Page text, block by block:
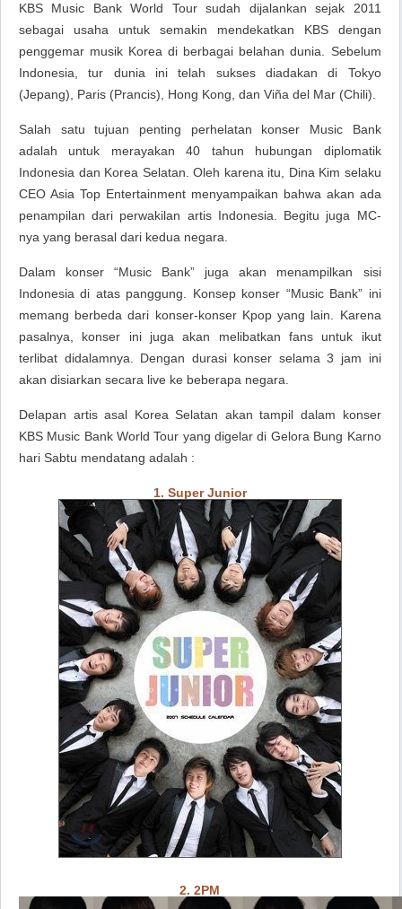
KBS Music Bank World Tour sudah dijalankan sejak 2011
sebagai usaha untuk semakin mendekatkan KBS dengan
penggemar musik Korea di berbagai belahan dunia. Sebelum
Indonesia, tur dunia ini telah sukses diadakan di Tokyo
(Jepang), Paris (Prancis), Hong Kong, dan Viña del Mar (Chili).
Salah satu tujuan penting perhelatan konser Music Bank
adalah untuk merayakan 40 tahun hubungan diplomatik
Indonesia dan Korea Selatan. Oleh karena itu, Dina Kim selaku
CEO Asia Top Entertainment menyampaikan bahwa akan ada
penampilan dari perwakilan artis Indonesia. Begitu juga MC-
nya yang berasal dari kedua negara.
Dalam konser “Music Bank” juga akan menampilkan sisi
Indonesia di atas panggung. Konsep konser “Music Bank” ini
memang berbeda dari konser-konser Kpop yang lain. Karena
pasalnya, konser ini juga akan melibatkan fans untuk ikut
terlibat didalamnya. Dengan durasi konser selama 3 jam ini
akan disiarkan secara live ke beberapa negara.
Delapan artis asal Korea Selatan akan tampil dalam konser
KBS Music Bank World Tour yang digelar di Gelora Bung Karno
hari Sabtu mendatang adalah :
1. Super Junior
2. 2PM